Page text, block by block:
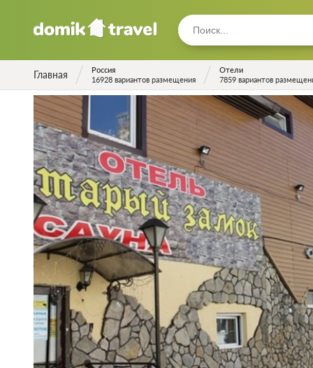
Главная
Россия
16928 вариантов размещения
Отели
7859 вариантов